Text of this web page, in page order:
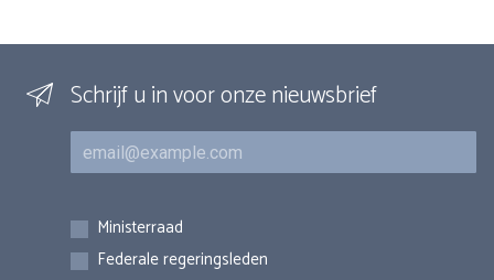
Schrijf u in voor onze nieuwsbrief
E-mail
Inschrijvingen
Ministerraad
Federale regeringsleden